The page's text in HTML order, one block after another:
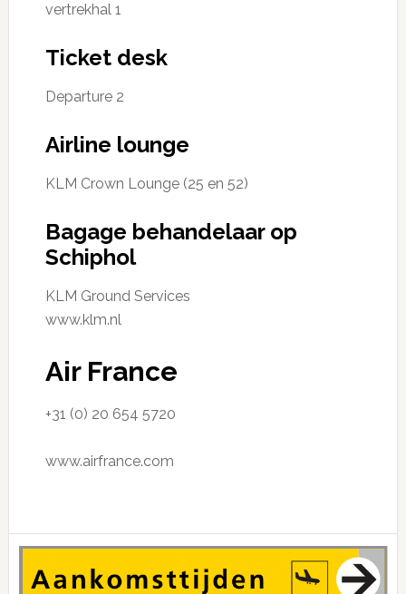
vertrekhal 1
Ticket desk
Departure 2
Airline lounge
KLM Crown Lounge (25 en 52)
Bagage behandelaar op
Schiphol
KLM Ground Services
www.klm.nl
Air France
+31 (0) 20 654 5720
www.airfrance.com